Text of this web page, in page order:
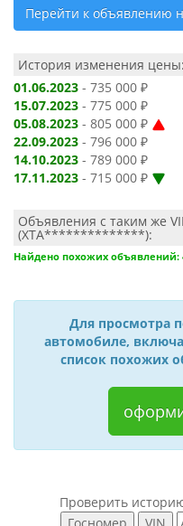
Перейти к объявлению
История изменения цены:
01.06.2023 - 735 000 ₽
15.07.2023 - 775 000 ₽
05.08.2023 - 805 000 ₽
22.09.2023 - 796 000 ₽
14.10.2023 - 789 000 ₽
17.11.2023 - 715 000 ₽
Объявления с таким же
(XTA**************):
Найдено похожих объявлений:
Для просмотра
автомобиле,
список похожих
Проверить